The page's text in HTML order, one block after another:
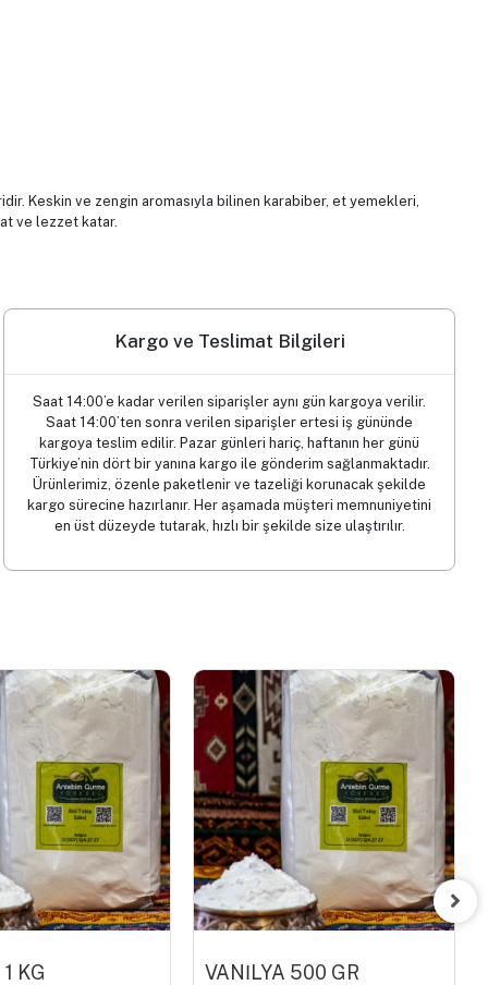
Keskin ve zengin aromasıyla bilinen karabiber, et yemekleri,
ve lezzet katar.
Kargo ve Teslimat Bilgileri
Saat 14:00’e kadar verilen siparişler aynı gün kargoya verilir.
Saat 14:00’ten sonra verilen siparişler ertesi iş gününde
kargoya teslim edilir. Pazar günleri hariç, haftanın her günü
Türkiye’nin dört bir yanına kargo ile gönderim sağlanmaktadır.
Ürünlerimiz, özenle paketlenir ve tazeliği korunacak şekilde
kargo sürecine hazırlanır. Her aşamada müşteri memnuniyetini
en üst düzeyde tutarak, hızlı bir şekilde size ulaştırılır.
KG VANİLYA 500 GR